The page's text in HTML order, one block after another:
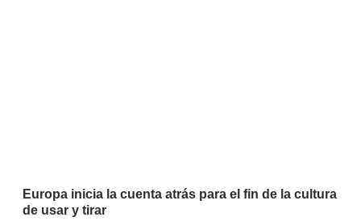
Europa inicia la cuenta atrás para el fin de la cultura
de usar y tirar